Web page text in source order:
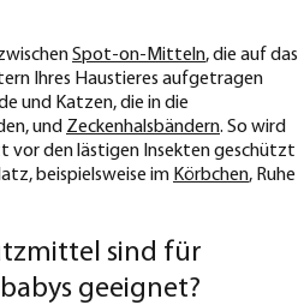
Spot-on-Mitteln, die auf das
Ihres Haustieres aufgetragen
und Katzen, die in die
und Zeckenhalsbändern. So wird
vor den lästigen Insekten geschützt
beispielsweise im Körbchen, Ruhe
sind für
geeignet?